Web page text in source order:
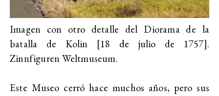
Imagen con otro detalle del Diorama de la
batalla de Kolin [18 de julio de 1757].
Zinnfiguren Weltmuseum.
Este Museo cerró hace muchos años, pero sus